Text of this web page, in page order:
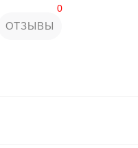
ОТЗЫВЫ
0